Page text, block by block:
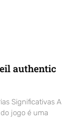
authentic
Significativas A
jogo é uma